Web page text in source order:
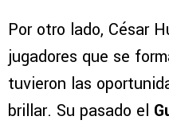
Por otro lado, César
jugadores que se
tuvieron las
brillar. Su pasado el